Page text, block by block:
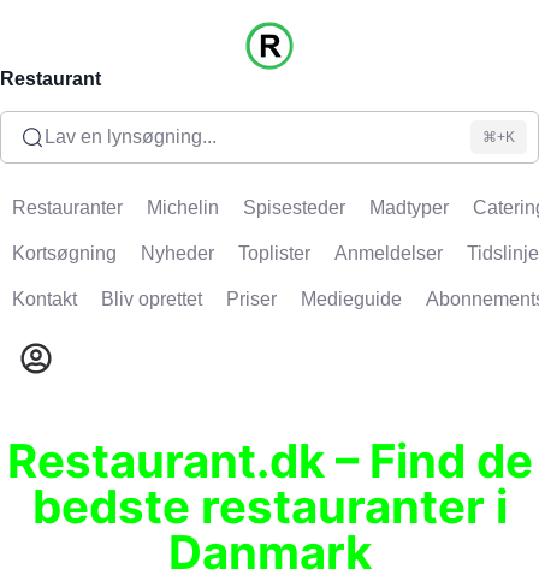
Restaurant
Lav en lynsøgning... ⌘+K
Restauranter Michelin Spisesteder Madtyper
Kortsøgning Nyheder Toplister Anmeldelser Tidslinje
Kontakt Bliv oprettet Priser Medieguide
Restaurant.dk – Find de
bedste restauranter i
Danmark